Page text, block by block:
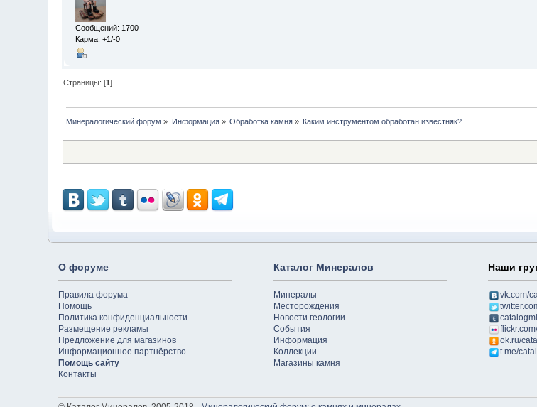
Сообщений: 1700
Карма: +1/-0
Страницы: [1]
Минералогический форум » Информация» Обработка камня » Каким инструментом обработан известняк?
О форуме
Правила форума
Помощь
Политика конфиденциальности
Размещение рекламы
Предложение для магазинов
Информационное партнёрство
Помощь сайту
Контакты
Каталог Минералов
Минералы
Месторождения
Новости геологии
События
Информация
Коллекции
Магазины камня
Наши
vk.com/
ok.ru/
t.me/